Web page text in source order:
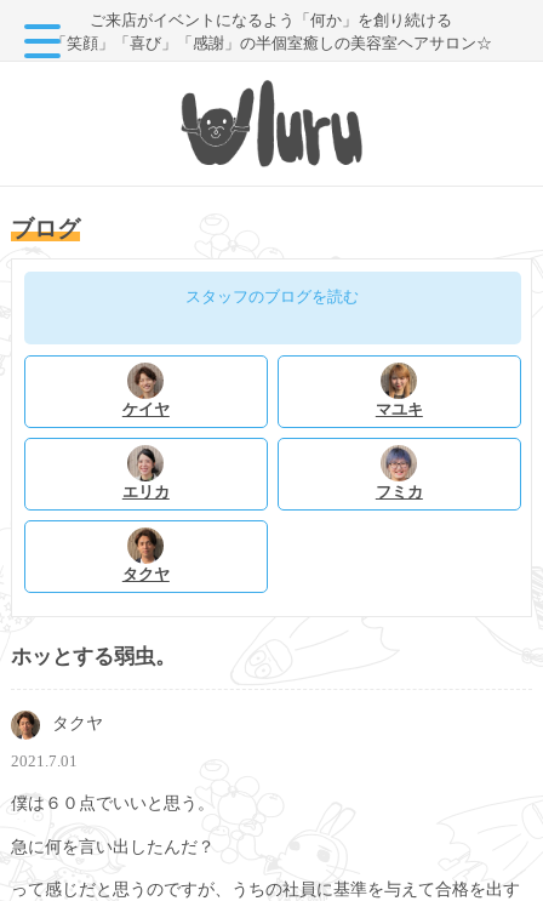
ご来店がイベントになるよう「何か」を創り続ける
「笑顔」「喜び」「感謝」の半個室癒しの美容室ヘアサロン☆
ブログ
スタッフのブログを読む
ケイヤ マユキ
エリカ フミカ
タクヤ
ホッとする弱虫。
タクヤ
2021.7.01
僕は６０点でいいと思う。
急に何を言い出したんだ？
って感じだと思うのですが、うちの社員に基準を与えて合格を出す